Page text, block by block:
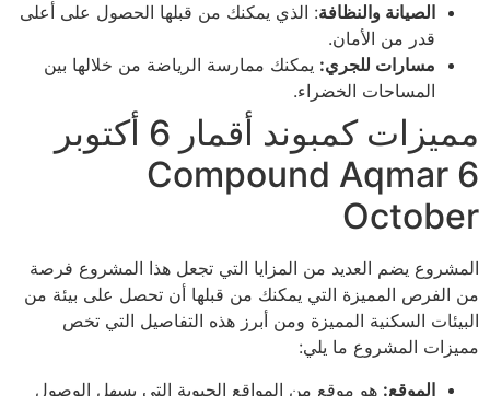
الصيانة والنظافة: الذي يمكنك من قبلها الحصول على أعلى
قدر من الأمان.
مسارات للجري: يمكنك ممارسة الرياضة من خلالها بين
المساحات الخضراء.
مميزات كمبوند أقمار 6 أكتوبر
Compound Aqmar 6
October
المشروع يضم العديد من المزايا التي تجعل هذا المشروع فرصة
من الفرص المميزة التي يمكنك من قبلها أن تحصل على بيئة من
البيئات السكنية المميزة ومن أبرز هذه التفاصيل التي تخص
مميزات المشروع ما يلي:
الموقع: هو موقع من المواقع الحيوية التي يسهل الوصول